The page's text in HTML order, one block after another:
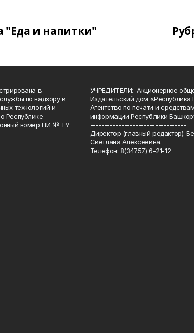
"Еда и напитки"
в
по надзору в
технологий и
Республике
номер ПИ № ТУ
УЧРЕДИТЕЛИ: Акционерное
Издательский дом «Республика
Агентство по печати и
информации Республики
----------------------------------
Директор (главный редактор):
Светлана Алексеевна.
Телефон: 8(34757) 6-21-12